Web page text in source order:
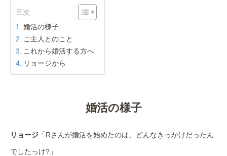
目次
婚活の様子
ご主人とのこと
これから婚活する方へ
リョージから
婚活の様子
リョージ 「Rさんが婚活を始めたのは、どんなきっかけだったん
でしたっけ?」